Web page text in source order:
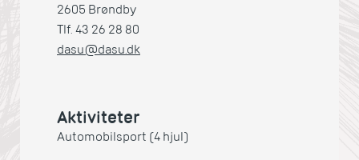
2605 Brøndby
Tlf. 43 26 28 80
dasu@dasu.dk
Aktiviteter
Automobilsport (4 hjul)